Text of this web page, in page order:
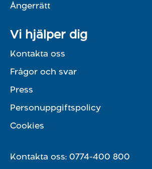
Ångerrätt
Vi hjälper dig
Kontakta oss
Frågor och svar
Press
Personuppgiftspolicy
Cookies
Kontakta oss: 0774-400 800